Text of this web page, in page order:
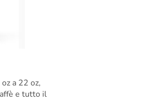
a 22 oz,
e tutto il